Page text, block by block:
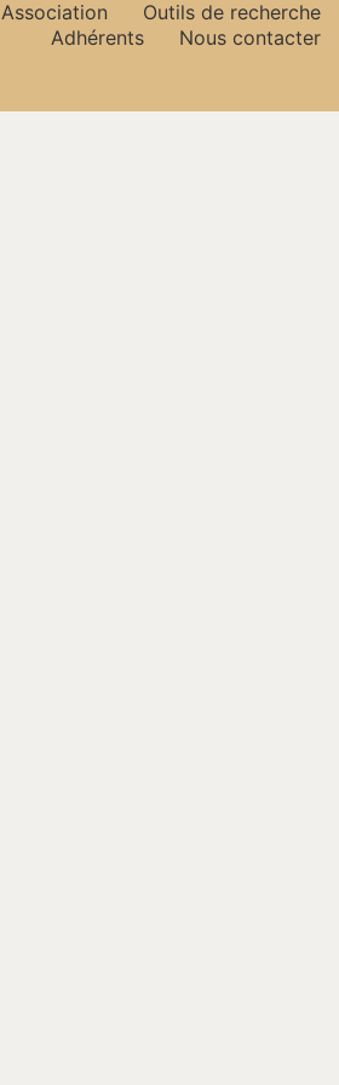
Association
Outils de recherche
Adhérents
Nous contacter